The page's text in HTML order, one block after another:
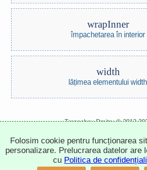
wrapInner
împachetarea în interior
width
lățimea elementului width
Trepachev Dmitry © 2012-
politica de confidențialitate
Folosim cookie pentru funcționarea
personalizare. Prelucrarea datelor are
cu Politica de